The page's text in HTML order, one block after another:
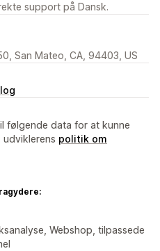
support på Dansk.
San Mateo, CA, 94403, US
følgende data for at kunne
politik om
Webshop, tilpassede